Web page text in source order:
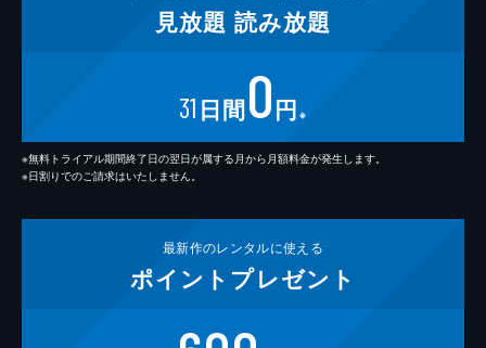
見放題 読み放題
31 日間0円 ※
※無料トライアル期間終了日の翌日が属する月から月額料金が発生します。
※日割りでのご請求はいたしません。
最新作のレンタルに使える
ポイント プレゼント